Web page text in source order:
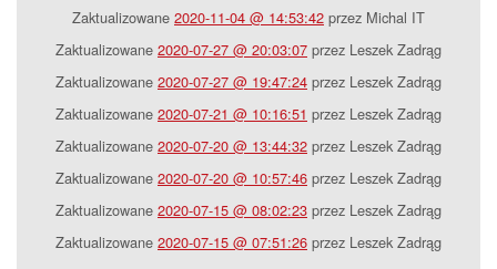
Zaktualizowane 2020-11-04 @ 14:53:42 przez Michal IT
Zaktualizowane 2020-07-27 @ 20:03:07 przez Leszek Zadrąg
Zaktualizowane 2020-07-27 @ 19:47:24 przez Leszek Zadrąg
Zaktualizowane 2020-07-21 @ 10:16:51 przez Leszek Zadrąg
Zaktualizowane 2020-07-20 @ 13:44:32 przez Leszek Zadrąg
Zaktualizowane 2020-07-20 @ 10:57:46 przez Leszek Zadrąg
Zaktualizowane 2020-07-15 @ 08:02:23 przez Leszek Zadrąg
Zaktualizowane 2020-07-15 @ 07:51:26 przez Leszek Zadrąg